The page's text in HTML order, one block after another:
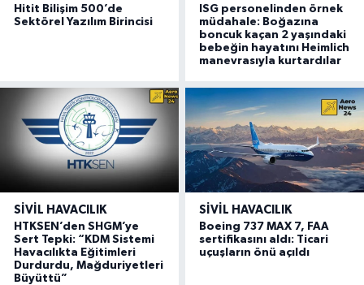
Hitit Bilişim 500’de
Sektörel Yazılım Birincisi
ISG personelinden örnek
müdahale: Boğazına
boncuk kaçan 2 yaşındaki
bebeğin hayatını Heimlich
manevrasıyla kurtardılar
SIVIL HAVACILIK
HTKSEN’den SHGM’ye
Sert Tepki: “KDM Sistemi
Havacılıkta Eğitimleri
Durdurdu, Mağduriyetleri
Büyüttü”
SIVIL HAVACILIK
Boeing 737 MAX 7, FAA
sertifikasını aldı: Ticari
uçuşların önü açıldı